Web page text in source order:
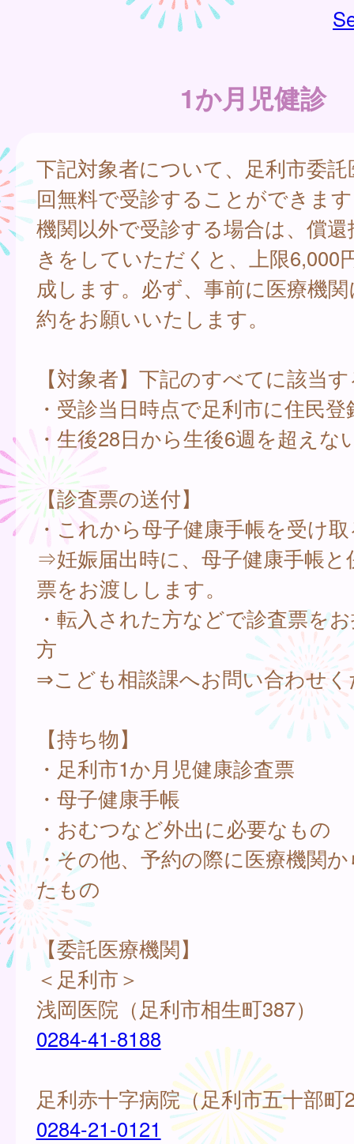
1か月児健診
下記対象者について、足利市委
回無料で受診することができま
機関以外で受診する場合は、償
きをしていただくと、上限6,000
成します。必ず、事前に医療機
約をお願いいたします。
【対象者】下記のすべてに該当
・受診当日時点で足利市に住民
・生後28日から生後6週を超えな
【診査票の送付】
・これから母子健康手帳を受け
⇒妊娠届出時に、母子健康手帳と
票をお渡しします。
・転入された方などで診査票を
方
⇒こども相談課へお問い合わせ
【持ち物】
・足利市1か月児健康診査票
・母子健康手帳
・おむつなど外出に必要なもの
・その他、予約の際に医療機関
たもの
【委託医療機関】
＜足利市＞
浅岡医院（足利市相生町387）
0284-41-8188
足利赤十字病院（足利市五十部町
0284-21-0121